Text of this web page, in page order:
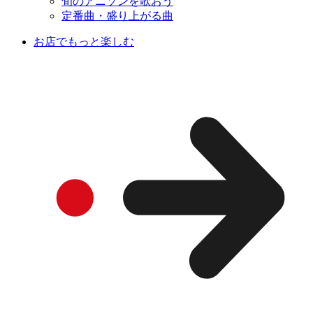
定番曲・盛り上がる曲
お店でもっと楽しむ